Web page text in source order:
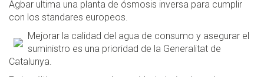
Agbar ultima una planta de ósmosis inversa para cumplir
con los standares europeos.
Mejorar la calidad del agua de consumo y asegurar el
suministro es una prioridad de la Generalitat de
Catalunya.